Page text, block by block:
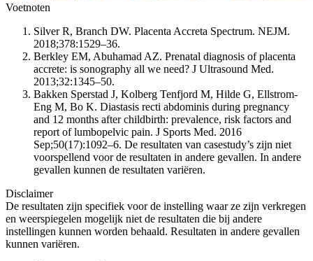
Voetnoten
Silver R, Branch DW. Placenta Accreta Spectrum. NEJM.
2018;378:1529–36.
Berkley EM, Abuhamad AZ. Prenatal diagnosis of placenta
accrete: is sonography all we need? J Ultrasound Med.
2013;32:1345–50.
Bakken Sperstad J, Kolberg Tenfjord M, Hilde G, Ellstrom-
Eng M, Bo K. Diastasis recti abdominis during pregnancy
and 12 months after childbirth: prevalence, risk factors and
report of lumbopelvic pain. J Sports Med. 2016
Sep;50(17):1092–6. De resultaten van casestudy’s zijn niet
voorspellend voor de resultaten in andere gevallen. In andere
gevallen kunnen de resultaten variëren.
Disclaimer
De resultaten zijn specifiek voor de instelling waar ze zijn verkregen
en weerspiegelen mogelijk niet de resultaten die bij andere
instellingen kunnen worden behaald. Resultaten in andere gevallen
kunnen variëren.